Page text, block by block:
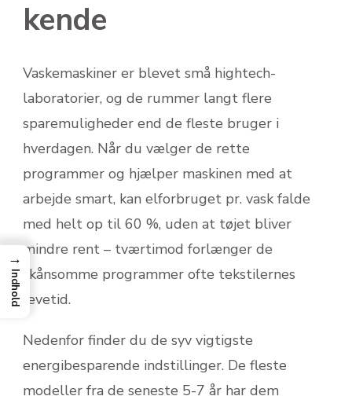
kende
Vaskemaskiner er blevet små hightech-
laboratorier, og de rummer langt flere
sparemuligheder end de fleste bruger i
hverdagen. Når du vælger de rette
programmer og hjælper maskinen med at
arbejde smart, kan elforbruget pr. vask falde
med helt op til 60 %, uden at tøjet bliver
mindre rent – tværtimod forlænger de
skånsomme programmer ofte tekstilernes
levetid.
Nedenfor finder du de syv vigtigste
energibesparende indstillinger. De fleste
modeller fra de seneste 5-7 år har dem
→
Indhold